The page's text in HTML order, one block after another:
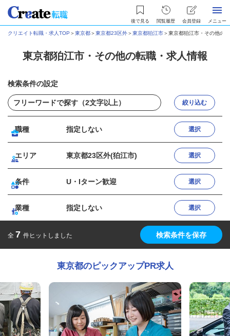
後で見る 閲覧履歴 会員登録 メニュー
クリエイト転職・求人TOP ＞東京都＞東京都23区外＞東京都狛江市＞東京都狛江市・その他の
東京都狛江市・その他の転職・求人情報
検索条件の設定
絞り込む
職種 指定しない 選択
エリア 東京都23区外(狛江市) 選択
条件 U・Iターン歓迎 選択
業種 指定しない 選択
全 7 件ヒットしました 検索条件を保存
東京都のピックアップPR求人